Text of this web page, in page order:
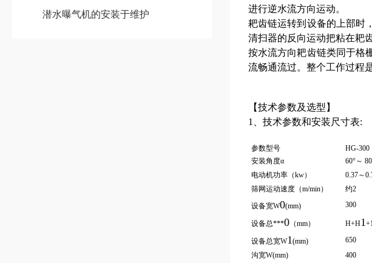
潜水曝气机的安装于维护
进行逆水流方向运动。
耙齿链运转到设备的上部时
清扫器的反向运动把粘在耙
按水流方向耙齿链类同于格
流畅通流过。整个工作过程
【技术参数及选型】
1、技术参数和安装尺寸表:
参数型号 HG-300
安装角度α
60°～
电动机功率（kw）
0.37～
筛网运动速度（m/min）
约2
设备宽W0(mm) 300
设备总***0 （mm） H+H1
设备总宽W1(mm) 650
沟宽W(mm)
400